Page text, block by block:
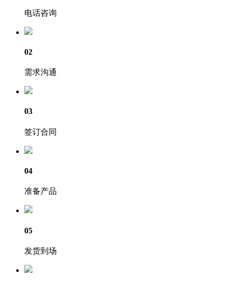
电话咨询
02
需求沟通
03
签订合同
04
准备产品
05
发货到场